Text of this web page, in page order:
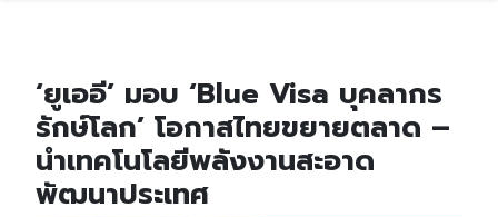
‘ยูเออี’ มอบ ‘Blue Visa บุคลากร
รักษ์โลก’ โอกาสไทยขยายตลาด –
นำเทคโนโลยีพลังงานสะอาด
พัฒนาประเทศ